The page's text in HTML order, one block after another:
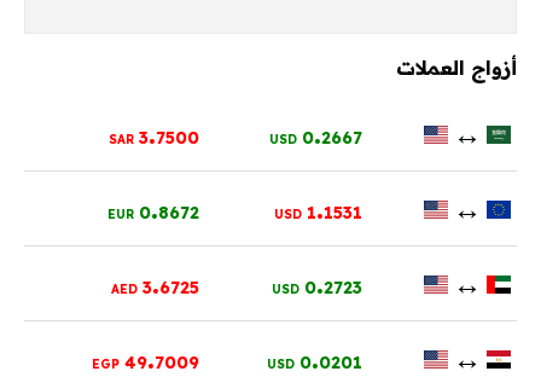
أزواج العملات
↔
0.2667
USD
3.7500
SAR
↔
1.1531
USD
0.8672
EUR
↔
0.2723
USD
3.6725
AED
↔
0.0201
USD
49.7009
EGP